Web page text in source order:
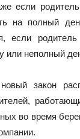
если
на полный
если
или неполный
закон
во время